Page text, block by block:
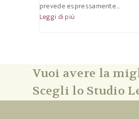
prevede espressamente…
Leggi di più
Vuoi avere la
Scegli lo Studio